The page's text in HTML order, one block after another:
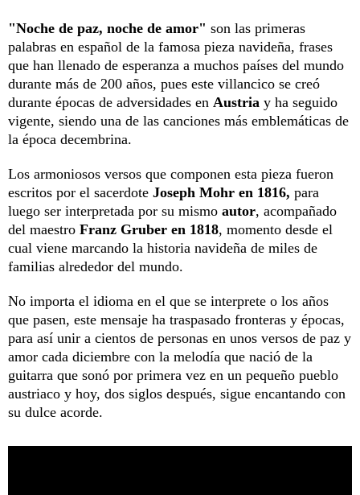
"Noche de paz, noche de amor" son las primeras
palabras en español de la famosa pieza navideña, frases
que han llenado de esperanza a muchos países del mundo
durante más de 200 años, pues este villancico se creó
durante épocas de adversidades en Austria y ha seguido
vigente, siendo una de las canciones más emblemáticas de
la época decembrina.
Los armoniosos versos que componen esta pieza fueron
escritos por el sacerdote Joseph Mohr en 1816, para
luego ser interpretada por su mismo autor, acompañado
del maestro Franz Gruber en 1818, momento desde el
cual viene marcando la historia navideña de miles de
familias alrededor del mundo.
No importa el idioma en el que se interprete o los años
que pasen, este mensaje ha traspasado fronteras y épocas,
para así unir a cientos de personas en unos versos de paz y
amor cada diciembre con la melodía que nació de la
guitarra que sonó por primera vez en un pequeño pueblo
austriaco y hoy, dos siglos después, sigue encantando con
su dulce acorde.